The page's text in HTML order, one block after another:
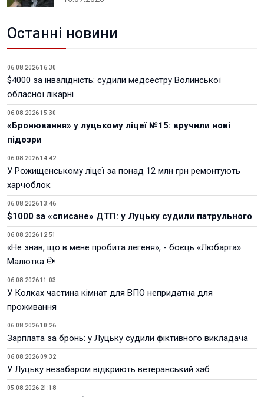
Останні новини
06.08.2026 16:30
$4000 за інвалідність: судили медсестру Волинської
обласної лікарні
06.08.2026 15:30
«Бронювання» у луцькому ліцеї №15: вручили нові
підозри
06.08.2026 14:42
У Рожищенському ліцеї за понад 12 млн грн ремонтують
харчоблок
06.08.2026 13:46
$1000 за «списане» ДТП: у Луцьку судили патрульного
06.08.2026 12:51
«Не знав, що в мене пробита легеня», - боєць «Любарта»
Малютка
06.08.2026 11:03
У Колках частина кімнат для ВПО непридатна для
проживання
06.08.2026 10:26
Зарплата за бронь: у Луцьку судили фіктивного викладача
06.08.2026 09:32
У Луцьку незабаром відкриють ветеранський хаб
05.08.2026 21:18